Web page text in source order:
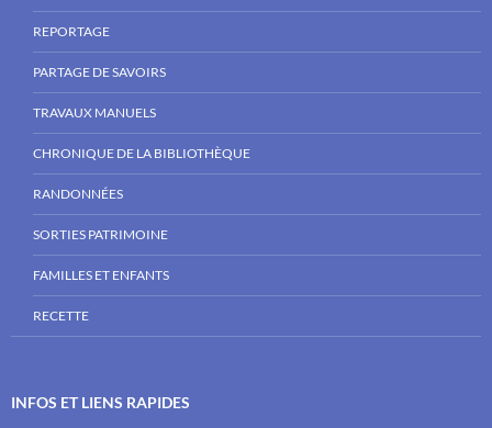
REPORTAGE
PARTAGE DE SAVOIRS
TRAVAUX MANUELS
CHRONIQUE DE LA BIBLIOTHÈQUE
RANDONNÉES
SORTIES PATRIMOINE
FAMILLES ET ENFANTS
RECETTE
INFOS ET LIENS RAPIDES